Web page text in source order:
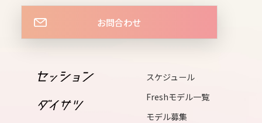
15
sat
17
mon
お問合わせ
スケジュール
Freshモデル一覧
モデル募集